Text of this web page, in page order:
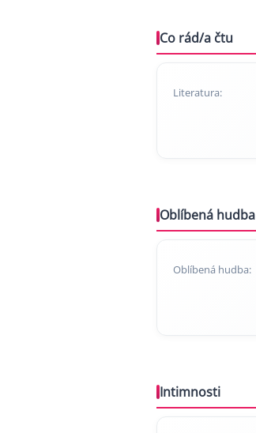
Co rád/a čtu
Literatura:
Oblíbená hudba
Oblíbená hudba:
Intimnosti